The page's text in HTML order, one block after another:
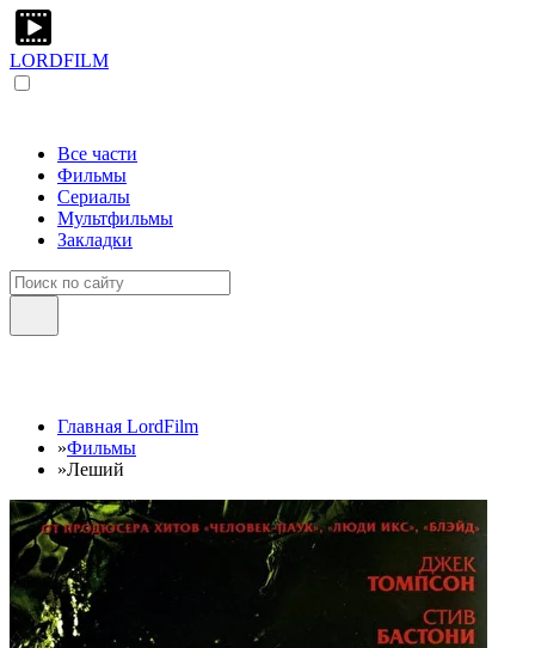
LORDFILM
Все части
Фильмы
Сериалы
Мультфильмы
Закладки
Главная LordFilm
»Фильмы
»Леший